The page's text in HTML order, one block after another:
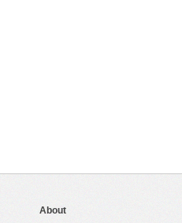
About